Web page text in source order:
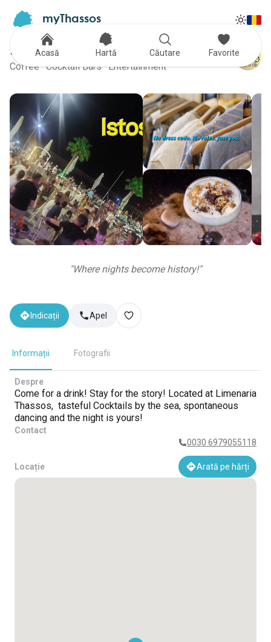
myThassos
Istos Coffee & Bar
Coffee · Cocktail Bars · Entertainment
"Where nights become history!"
Indicații Apel
Informații Fotografii
Despre
Come for a drink! Stay for the story! Located at Limenaria
Thassos, tasteful Cocktails by the sea, spontaneous
dancing and the night is yours!
Contact
0030 6979055118
Locație Arată pe hărți
Acasă Hartă Căutare Favorite